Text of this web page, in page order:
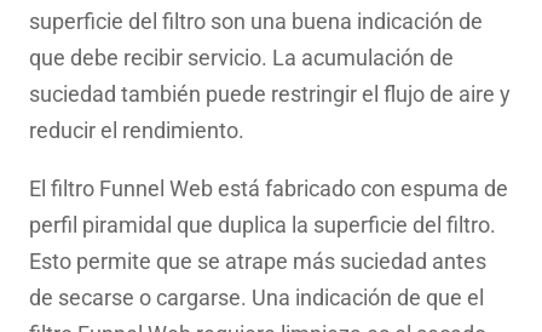
superficie del filtro son una buena indicación de
que debe recibir servicio. La acumulación de
suciedad también puede restringir el flujo de aire y
reducir el rendimiento.
El filtro Funnel Web está fabricado con espuma de
perfil piramidal que duplica la superficie del filtro.
Esto permite que se atrape más suciedad antes
de secarse o cargarse. Una indicación de que el